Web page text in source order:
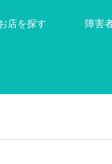
店を探す 障害